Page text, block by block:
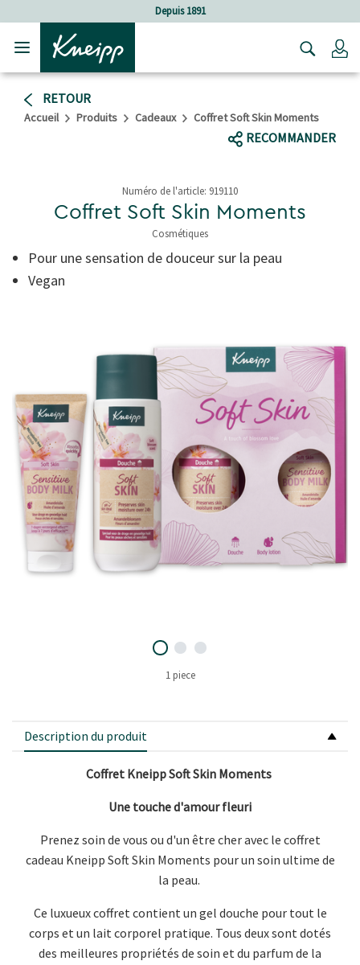
Sauter au contenu du pied de page
Depuis 1891
RETOUR
Accueil Produits Cadeaux Coffret Soft Skin Moments
RECOMMANDER
Numéro de l'article: 919110
Coffret Soft Skin Moments
Cosmétiques
4 de 5 étoiles
Pour une sensation de douceur sur la peau
Vegan
1 piece
Description du produit
Coffret Kneipp Soft Skin Moments
Une touche d'amour fleuri
Prenez soin de vous ou d'un être cher avec le coffret
cadeau Kneipp Soft Skin Moments pour un soin ultime de
la peau.
Ce luxueux coffret contient un gel douche pour tout le
corps et un lait corporel pratique. Tous deux sont dotés
des meilleures propriétés de soin et du parfum de la